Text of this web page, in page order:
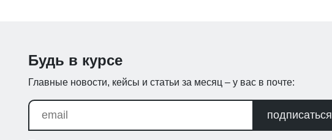
Будь в курсе
Главные новости, кейсы и статьи за месяц – у вас в почте:
подписаться